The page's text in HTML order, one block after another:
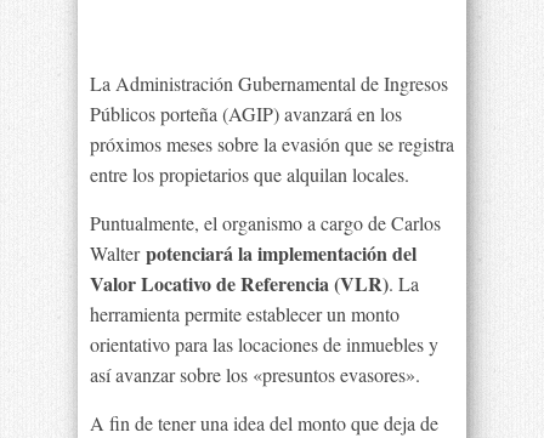
La Administración Gubernamental de Ingresos
Públicos porteña (AGIP) avanzará en los
próximos meses sobre la evasión que se registra
entre los propietarios que alquilan locales.
Puntualmente, el organismo a cargo de Carlos
Walterpotenciará la implementación del
Valor Locativo de Referencia (VLR). La
herramienta permite establecer un monto
orientativo para las locaciones de inmuebles y
así avanzar sobre los «presuntos evasores».
A fin de tener una idea del monto que deja de